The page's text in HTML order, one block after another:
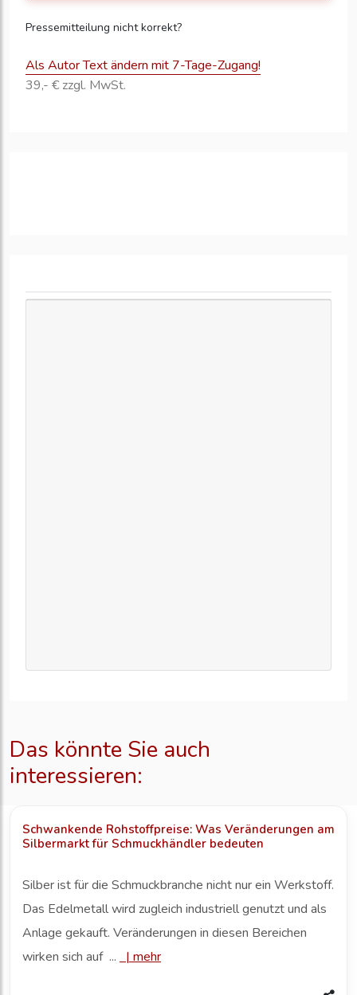
Pressemitteilung nicht korrekt?
Als Autor Text ändern mit 7-Tage-Zugang!
39,- € zzgl. MwSt.
Das könnte Sie auch
interessieren:
Schwankende Rohstoffpreise: Was Veränderungen am
Silbermarkt für Schmuckhändler bedeuten
Silber ist für die Schmuckbranche nicht nur ein Werkstoff.
Das Edelmetall wird zugleich industriell genutzt und als
Anlage gekauft. Veränderungen in diesen Bereichen
wirken sich auf ...
| mehr